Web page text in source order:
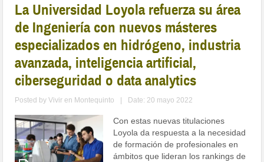
La Universidad Loyola refuerza su área
de Ingeniería con nuevos másteres
especializados en hidrógeno, industria
avanzada, inteligencia artificial,
ciberseguridad o data analytics
Posted byVivir en Montequinto Date: 20 mayo 2022
Con estas nuevas titulaciones
Loyola da respuesta a la necesidad
de formación de profesionales en
ámbitos que lideran los rankings de